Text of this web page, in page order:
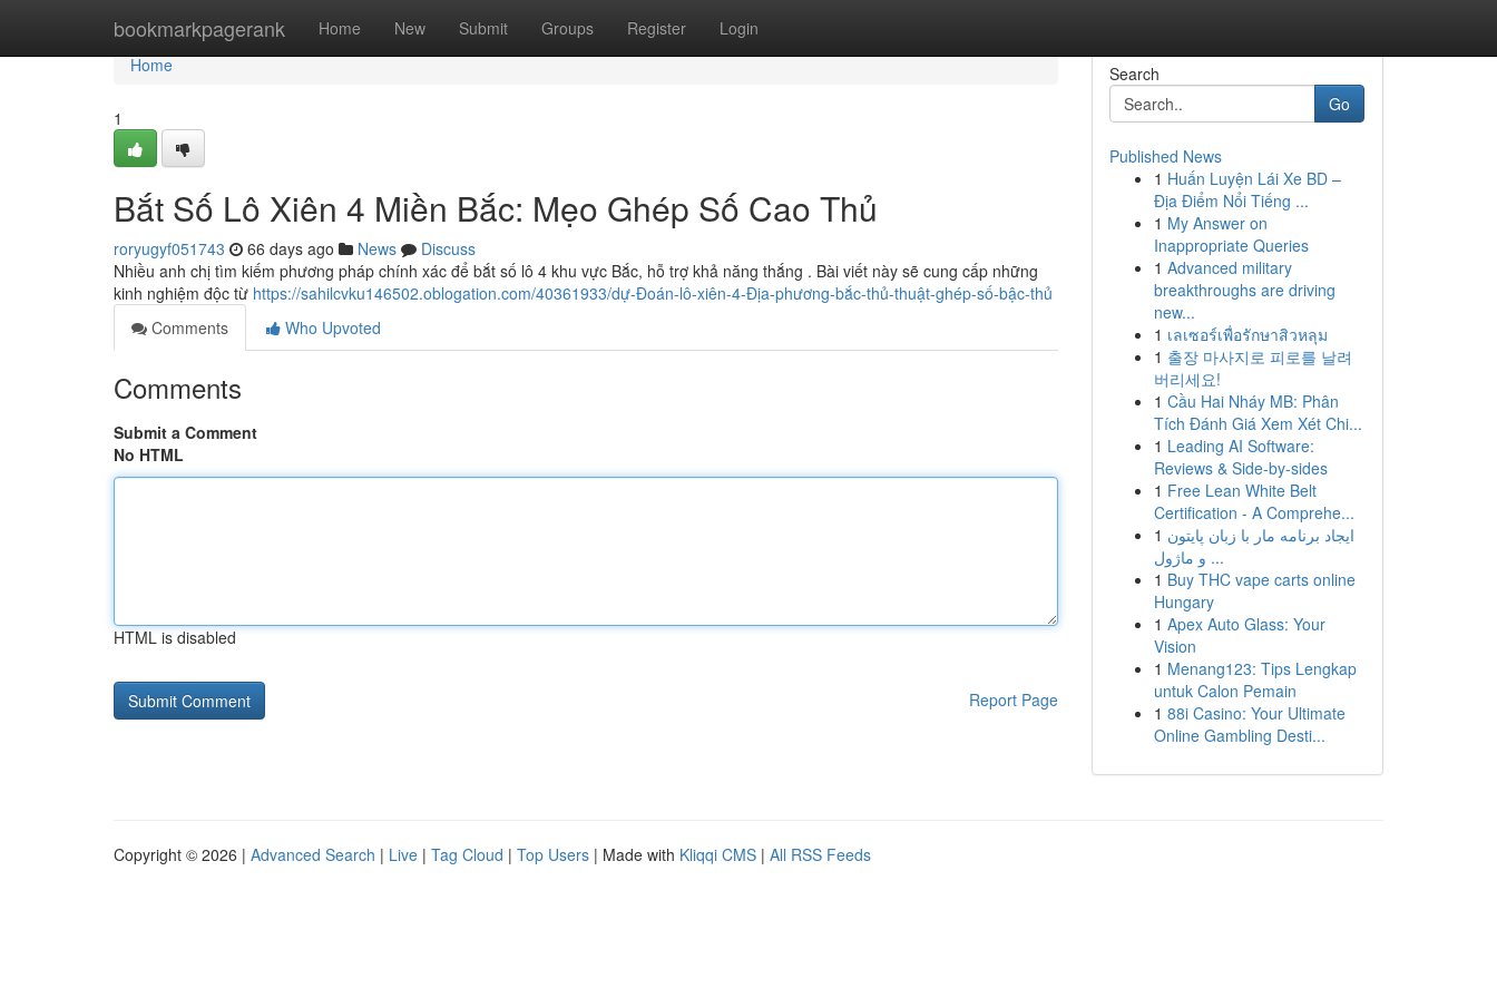
bookmarkpagerank Home New Submit Groups Register Login
Home
Home
1
Bắt Số Lô Xiên 4 Miền Bắc: Mẹo Ghép Số Cao Thủ
roryugyf051743 66 days ago News
Discuss
Nhiều anh chị tìm kiếm phương pháp chính xác để bắt số lô 4 khu vực Bắc, hỗ trợ khả năng thắng . Bài viết này sẽ cung cấp những
kinh nghiệm độc từ https://sahilcvku146502.oblogation.com/40361933/dự-Đoán-lô-xiên-4-Địa-phương-bắc-thủ-thuật-ghép-số-bậc-thủ
Comments
Who Upvoted
Comments
Submit a Comment
No HTML
HTML is disabled
Report Page
Search
Go
Published News
1 Huấn Luyện Lái Xe BD –
Địa Điểm Nổi Tiếng ...
1 My Answer on
Inappropriate Queries
1 Advanced military
breakthroughs are driving
new...
1 เลเซอร์เพื่อรักษาสิวหลุม
1 출장 마사지로 피로를 날려
버리세요!
1 Cầu Hai Nháy MB: Phân
Tích Đánh Giá Xem Xét Chi...
1 Leading AI Software:
Reviews & Side-by-sides
1 Free Lean White Belt
Certification - A Comprehe...
1 ایجاد برنامه مار با زبان پایتون
و ماژول ...
1 Buy THC vape carts online
Hungary
1 Apex Auto Glass: Your
Vision
1 Menang123: Tips Lengkap
untuk Calon Pemain
1 88i Casino: Your Ultimate
Online Gambling Desti...
Copyright © 2026 | Advanced Search | Live | Tag Cloud | Top Users | Made with Kliqqi CMS | All RSS Feeds